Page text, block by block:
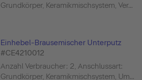
Grundkörper, Keramikmischsystem, Ver...
Einhebel-Brausemischer Unterputz
#CE4210012
Anzahl Verbraucher: 2, Anschlussart:
Grundkörper, Keramikmischsystem, Um...